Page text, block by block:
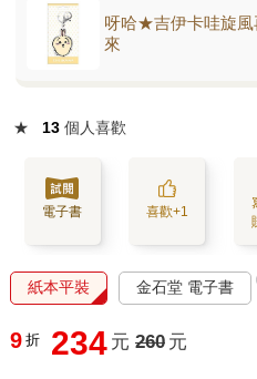
呀哈★吉伊卡哇旋風
來
★ 13 個人喜歡
電子書 喜歡+1
紙本平裝 金石堂 電子書
9 折 234 元 260 元